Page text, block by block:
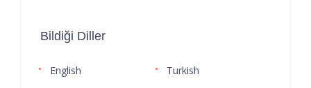
Bildiği Diller
English Turkish